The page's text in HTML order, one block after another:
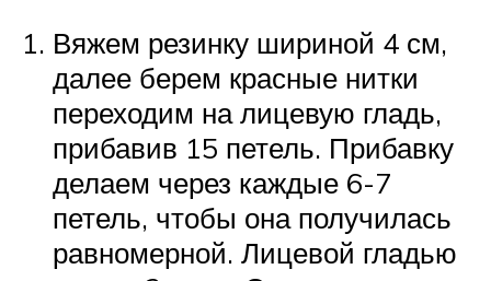
Вяжем резинку шириной 4 см,
далее берем красные нитки
переходим на лицевую гладь,
прибавив 15 петель. Прибавку
делаем через каждые 6-7
петель, чтобы она получилась
равномерной. Лицевой гладью